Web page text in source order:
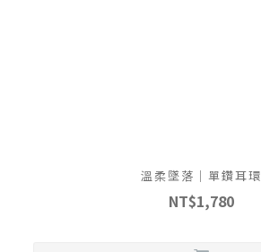
溫柔墜落｜單鑽耳環
NT$1,780